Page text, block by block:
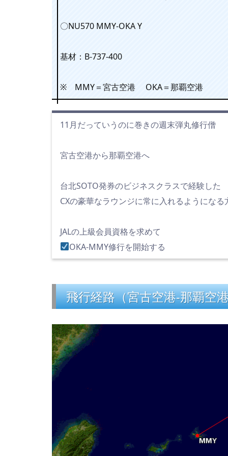
〇NU570 MMY-OKA Y
基材：B-737-400
※ MMY＝宮古空港 OKA＝那覇空港
11月だっていうのに巻きの週末弾丸修行僧
宮古空港から那覇空港へ
台北SOTO発券のビジネスクラスで経験した
CXの豪華なラウンジに常に入れるようになる
JALの上級会員資格を求めて
OKA-MMY修行を開始する
飛行経路（宮古空港-那覇空